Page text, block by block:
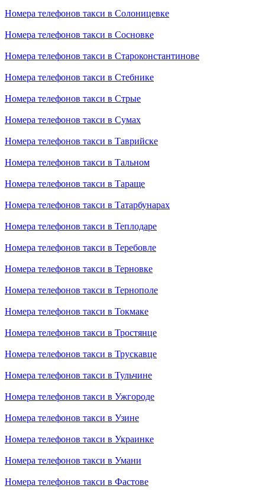
Номера телефонов такси в Солоницевке
Номера телефонов такси в Сосновке
Номера телефонов такси в Староконстантинове
Номера телефонов такси в Стебнике
Номера телефонов такси в Стрые
Номера телефонов такси в Сумах
Номера телефонов такси в Таврийске
Номера телефонов такси в Тальном
Номера телефонов такси в Тараще
Номера телефонов такси в Татарбунарах
Номера телефонов такси в Теплодаре
Номера телефонов такси в Теребовле
Номера телефонов такси в Терновке
Номера телефонов такси в Тернополе
Номера телефонов такси в Токмаке
Номера телефонов такси в Тростянце
Номера телефонов такси в Трускавце
Номера телефонов такси в Тульчине
Номера телефонов такси в Ужгороде
Номера телефонов такси в Узине
Номера телефонов такси в Украинке
Номера телефонов такси в Умани
Номера телефонов такси в Фастове